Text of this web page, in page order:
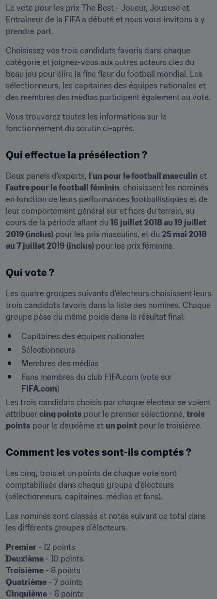
Le vote pour les prix The Best - Joueur, Joueuse et
Entraîneur de la FIFA a débuté et nous vous invitons à y
prendre part.
Choisissez vos trois candidats favoris dans chaque
catégorie et joignez-vous aux autres acteurs clés du
beau jeu pour élire la fine fleur du football mondial. Les
sélectionneurs, les capitaines des équipes nationales et
des membres des médias participent également au vote.
Vous trouverez toutes les informations sur le
fonctionnement du scrutin ci-après.
Qui effectue la présélection ?
Deux panels d'experts, l'un pour le football masculin
l'autre pour le football féminin, choisissent les nominés
en fonction de leurs performances footballistiques et de
leur comportement général sur et hors du terrain, au
cours de la période allant du 16 juillet 2018 au 19 juillet
2019 (inclus) pour les prix masculins, et du 25 mai 2018
au 7 juillet 2019 (inclus) pour les prix féminins.
Qui vote ?
Les quatre groupes suivants d'électeurs choisissent leurs
trois candidats favoris dans la liste des nominés. Chaque
groupe pèse du même poids dans le résultat final.
Capitaines des équipes nationales
Sélectionneurs
Membres des médias
FIFA.com)
Les trois candidats choisis par chaque électeur se voient
attribuer cinq points pour le premier sélectionné, trois
points pour le deuxième et un point pour le troisième.
Comment les votes sont-ils comptés ?
Les cinq, trois et un points de chaque vote sont
comptabilisés dans chaque groupe d'électeurs
(sélectionneurs, capitaines, médias et fans).
Les nominés sont classés et notés suivant ce total dans
les différents groupes d'électeurs.
Premier
Deuxième
Troisième
Quatrième
Cinquième